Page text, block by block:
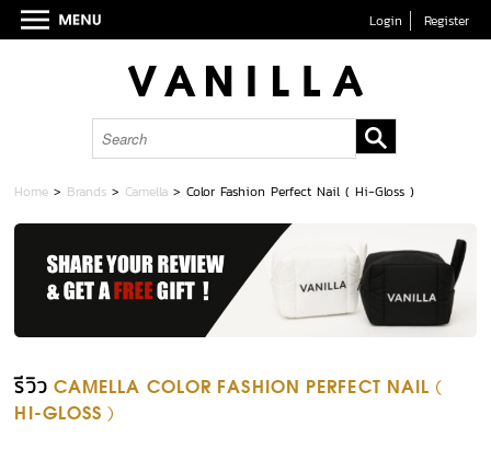
Login Register
Home > Brands > Camella >Color Fashion Perfect Nail ( Hi-Gloss )
รีวิว CAMELLA COLOR FASHION PERFECT NAIL (
HI-GLOSS )